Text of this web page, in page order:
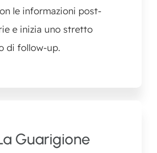
le informazioni post-
e inizia uno stretto
di follow-up.
Guarigione